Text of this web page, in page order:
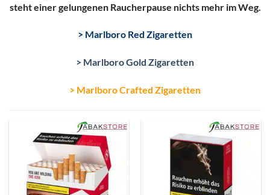
steht einer gelungenen Raucherpause nichts mehr im Weg.
> Marlboro Red Zigaretten
> Marlboro Gold Zigaretten
> Marlboro Crafted Zigaretten